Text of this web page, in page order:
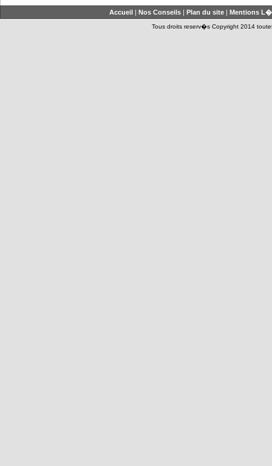
Accueil| Nos Conseils| Plan du site| Mentions
Tous droits reserv�s Copyright 2014